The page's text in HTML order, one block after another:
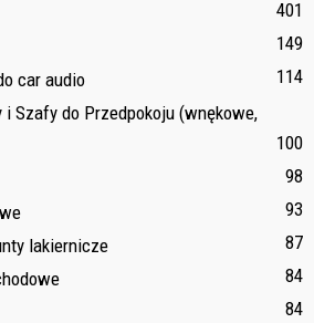
401
149
car audio
114
i Szafy do Przedpokoju (wnękowe,
100
98
93
lakiernicze
87
84
84